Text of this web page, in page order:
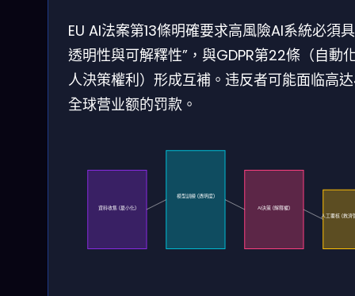
EU AI法案第13條明確要求高風險AI系統必須
透明性與可解釋性”，與GDPR第22條（自動
人決策權利）形成互補。违反者可能面临高
全球营业额的罚款。
資料收集 (最小化)
模型訓練 (透明度)
AI決策 (解釋權)
人工覆核 (救濟